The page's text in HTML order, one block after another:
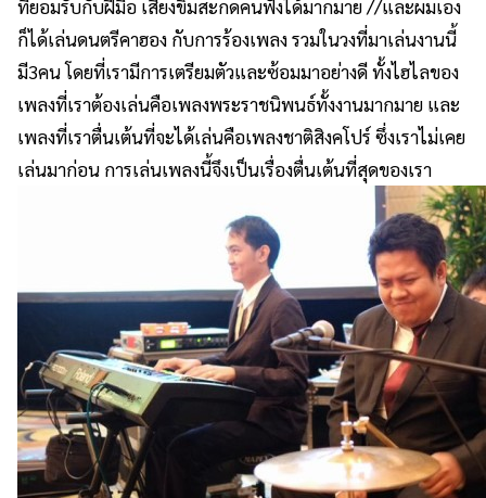
ที่ยอมรับกับฝีมือ เสียงขิมสะกดคนฟังได้มากมาย //และผมเอง
ก็ได้เล่นดนตรีคาฮอง กับการร้องเพลง รวมในวงที่มาเล่นงานนี้
มี3คน โดยที่เรามีการเตรียมตัวและซ้อมมาอย่างดี ทั้งไฮไลของ
เพลงที่เราต้องเล่นคือเพลงพระราชนิพนธ์ทั้งงานมากมาย และ
เพลงที่เราตื่นเต้นที่จะได้เล่นคือเพลงชาติสิงคโปร์ ซึ่งเราไม่เคย
เล่นมาก่อน การเล่นเพลงนี้จึงเป็นเรื่องตื่นเต้นที่สุดของเรา